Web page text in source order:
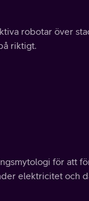
robotar över
riktigt.
för att
elektricitet och